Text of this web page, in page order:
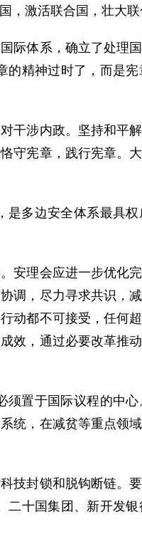
，激活联合国，壮大联
际体系，确立了处理
精神过时了，而是
干涉内政。坚持和平
宪章，践行宪章。
是多边安全体系最具
理会应进一步优化
调，尽力寻求共识，
动都不可接受，任何
效，通过必要改革推
须置于国际议程的中
统，在减贫等重点领
技封锁和脱钩断链。
十国集团、新开发